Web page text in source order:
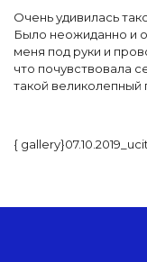
Очень удивилась
Было неожиданно и
меня под руки и
что почувствовала
такой великолепный
{